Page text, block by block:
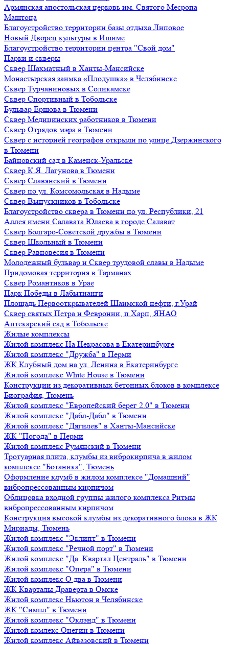
Армянская апостольская церковь им. Святого Месропа
Маштоца
Благоустройство территории базы отдыха Липовое
Нoвый Двoрeц культуры в Ишимe
Благоустройство территории центра "Свой дом"
Парки и скверы
Сквер Шахматный в Ханты-Мансийске
Монастырская заимка «Плодушка» в Челябинске
Сквер Турчаниновых в Соликамске
Сквер Спортивный в Тобольске
Бульвар Ершова в Тюмени
Сквер Медицинских работников в Тюмени
Сквер Отрядов мэра в Тюмени
Сквер с историей географов открыли по улице Дзержинского
в Тюмени
Байновский сад в Каменск-Уральске
Сквер К.Я. Лагунова в Тюмени
Сквер Славянский в Тюмени
Сквер по ул. Комсомольская в Надыме
Сквер Выпускников в Тобольске
Благоустройство сквера в Тюмени по ул. Республики, 21
Аллея имени Салавата Юлаева в городе Салават
Сквер Болгаро-Советской дружбы в Тюмени
Сквер Школьный в Тюмени
Сквер Равновесия в Тюмени
Молодежный бульвар и Сквер трудовой славы в Надыме
Придомовая территория в Тарманах
Сквер Романтиков в Урае
Парк Победы в Лабытнанги
Площадь Первооткрывателей Шаимской нефти, г.Урай
Сквер святых Петра и Февронии, п.Харп, ЯНАО
Аптекарский сад в Тобольске
Жилые комплексы
Жилой комплекс На Некрасова в Екатеринбурге
Жилой комплекс "Дружба" в Перми
ЖК Клубный дом на ул. Ленина в Екатеринбурге
Жилой комплекс White House в Тюмени
Конструкции из декоративных бетонных блоков в комплексе
Биография, Тюмень
Жилой комплекс "Европейский берег 2.0" в Тюмени
Жилой комплекс "Дабл-Дабл" в Тюмени
Жилой комплекс "Дягилев" в Ханты-Мансийске
ЖК "Погода" в Перми
Жилой комплекс Румянский в Тюмени
Тротуарная плита, клумбы из виброкирпича в жилом
комплексе "Ботаника", Тюмень
Оформление клумб в жилом комплексе "Домашний"
вибропрессованным кирпичом
Облицовка входной группы жилого комплекса Ритмы
вибропрессованным кирпичом
Конструкция высокой клумбы из декоративного блока в ЖК
Мириады, Тюмень
Жилой комплекс "Эклипт" в Тюмени
Жилой комплекс "Речной порт" в Тюмени
Жилой комплекс "Да. Квартал Централь" в Тюмени
Жилой комплекс "Опера" в Тюмени
Жилой комплекс О два в Тюмени
ЖК Кварталы Драверта в Омске
Жилой комплекс Ньютон в Челябинске
ЖК "Симпл" в Тюмени
Жилой комплекс "Оклэнд" в Тюмени
Жилой комлекс Онегин в Тюмени
Жилой комплекс Айвазовский в Тюмени